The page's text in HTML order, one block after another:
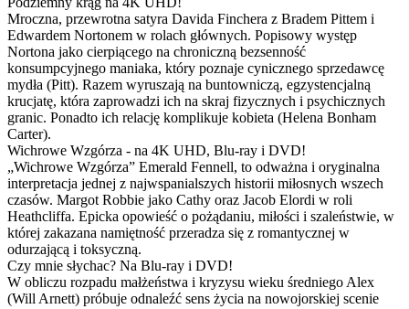
Mroczna, przewrotna satyra Davida Finchera z Bradem Pittem i
Edwardem Nortonem w rolach głównych. Popisowy występ
Nortona jako cierpiącego na chroniczną bezsenność
konsumpcyjnego maniaka, który poznaje cynicznego sprzedawcę
mydła (Pitt). Razem wyruszają na buntowniczą, egzystencjalną
krucjatę, która zaprowadzi ich na skraj fizycznych i psychicznych
granic. Ponadto ich relację komplikuje kobieta (Helena Bonham
Carter).
Wichrowe Wzgórza - na 4K UHD, Blu-ray i DVD!
„Wichrowe Wzgórza” Emerald Fennell, to odważna i oryginalna
interpretacja jednej z najwspanialszych historii miłosnych wszech
czasów. Margot Robbie jako Cathy oraz Jacob Elordi w roli
Heathcliffa. Epicka opowieść o pożądaniu, miłości i szaleństwie, w
której zakazana namiętność przeradza się z romantycznej w
odurzającą i toksyczną.
Czy mnie słychac? Na Blu-ray i DVD!
W obliczu rozpadu małżeństwa i kryzysu wieku średniego Alex
(Will Arnett) próbuje odnaleźć sens życia na nowojorskiej scenie